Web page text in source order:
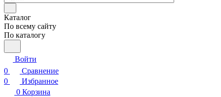
Каталог
По всему сайту
По каталогу
Войти
0
Сравнение
0
Избранное
0 Корзина